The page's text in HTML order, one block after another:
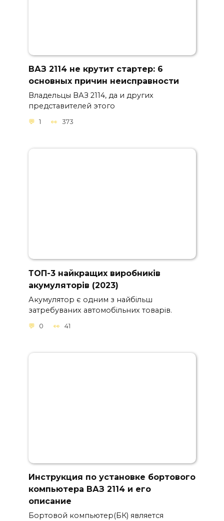
ВАЗ 2114 не крутит стартер: 6
основных причин неисправности
Владельцы ВАЗ 2114, да и других
представителей этого
1 373
ТОП-3 найкращих виробників
акумуляторів (2023)
Акумулятор є одним з найбільш
затребуваних автомобільних товарів.
0 41
Инструкция по установке бортового
компьютера ВАЗ 2114 и его
описание
Бортовой компьютер(БК) является